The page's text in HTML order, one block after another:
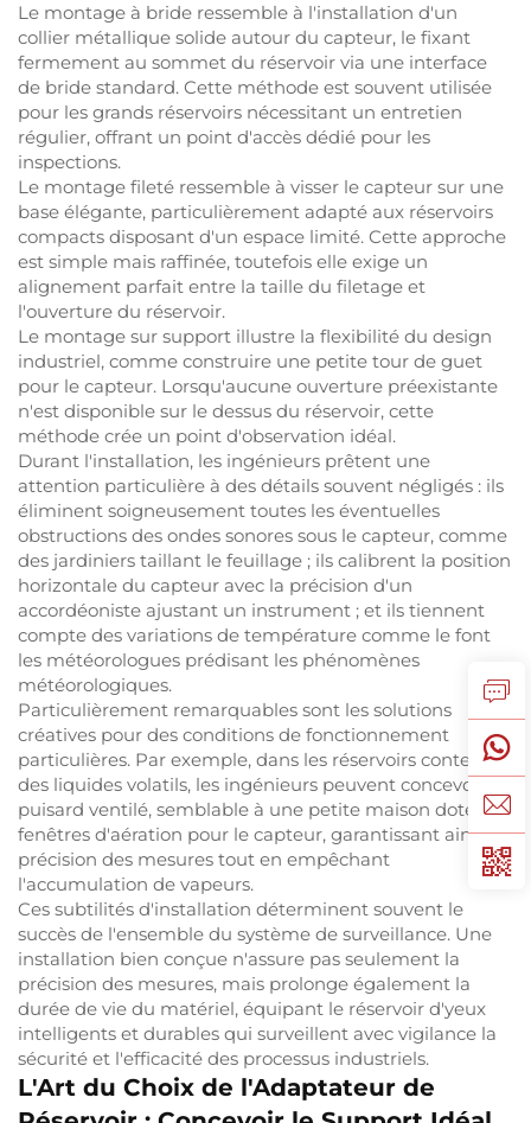
Le montage à bride ressemble à l'installation d'un
collier métallique solide autour du capteur, le fixant
fermement au sommet du réservoir via une interface
de bride standard. Cette méthode est souvent utilisée
pour les grands réservoirs nécessitant un entretien
régulier, offrant un point d'accès dédié pour les
inspections.
Le montage fileté ressemble à visser le capteur sur une
base élégante, particulièrement adapté aux réservoirs
compacts disposant d'un espace limité. Cette approche
est simple mais raffinée, toutefois elle exige un
alignement parfait entre la taille du filetage et
l'ouverture du réservoir.
Le montage sur support illustre la flexibilité du design
industriel, comme construire une petite tour de guet
pour le capteur. Lorsqu'aucune ouverture préexistante
n'est disponible sur le dessus du réservoir, cette
méthode crée un point d'observation idéal.
Durant l'installation, les ingénieurs prêtent une
attention particulière à des détails souvent négligés : ils
éliminent soigneusement toutes les éventuelles
obstructions des ondes sonores sous le capteur, comme
des jardiniers taillant le feuillage ; ils calibrent la position
horizontale du capteur avec la précision d'un
accordéoniste ajustant un instrument ; et ils tiennent
compte des variations de température comme le font
les météorologues prédisant les phénomènes
météorologiques.
Particulièrement remarquables sont les solutions
créatives pour des conditions de fonctionnement
particulières. Par exemple, dans les réservoirs contenant
des liquides volatils, les ingénieurs peuvent concevoir un
puisard ventilé, semblable à une petite maison dotée de
fenêtres d'aération pour le capteur, garantissant ainsi la
précision des mesures tout en empêchant
l'accumulation de vapeurs.
Ces subtilités d'installation déterminent souvent le
succès de l'ensemble du système de surveillance. Une
installation bien conçue n'assure pas seulement la
précision des mesures, mais prolonge également la
durée de vie du matériel, équipant le réservoir d'yeux
intelligents et durables qui surveillent avec vigilance la
sécurité et l'efficacité des processus industriels.
L'Art du Choix de l'Adaptateur de